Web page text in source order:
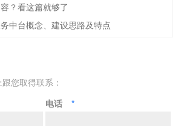
？看这篇就够了
中台概念、建设思路及特点
您取得联系：
电话 *